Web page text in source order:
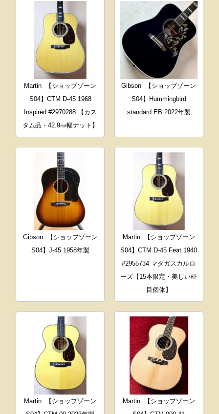
Martin
【ショップゾーン
S04】CTM D-45 1968
Inspired #2970288 【カス
タム品・42.9㎜幅ナット】
Gibson
【ショップゾーン
S04】Hummingbird
standard EB 2022年製
Gibson
【ショップゾーン
S04】J-45 1958年製
Martin
【ショップゾーン
S04】CTM D-45 Feat.1940
#2955734 マダガスカルロ
ーズ【15本限定・美しい柾
目個体】
Martin
【ショップゾーン
Martin
【ショップゾーン